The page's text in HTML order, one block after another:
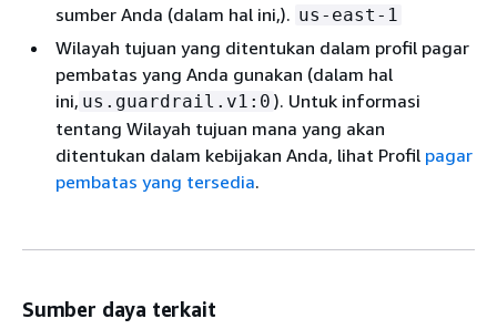
sumber Anda (dalam hal ini,). us-east-1
Wilayah tujuan yang ditentukan dalam profil pagar
pembatas yang Anda gunakan (dalam hal
ini, us.guardrail.v1:0 ). Untuk informasi
tentang Wilayah tujuan mana yang akan
ditentukan dalam kebijakan Anda, lihat Profil pagar
pembatas yang tersedia.
Sumber daya terkait